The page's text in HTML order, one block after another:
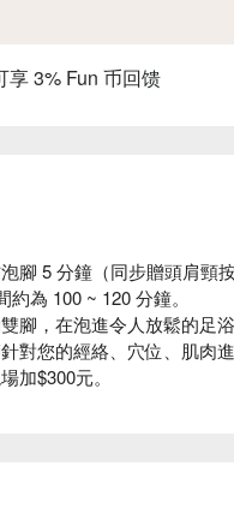
享 3% Fun 币回馈
腳 5 分鐘（同步贈頭肩頸
為 100 ~ 120 分鐘。
腳，在泡進令人放鬆的足
對您的經絡、穴位、肌肉
加$300元。